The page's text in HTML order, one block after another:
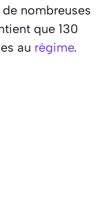
nombreuses
que 130
au régime.